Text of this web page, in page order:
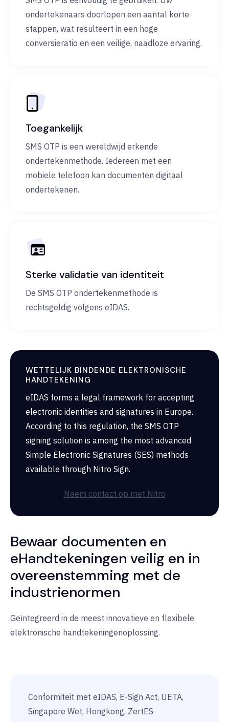
ondertekenaars doorlopen een aantal korte
stappen, wat resulteert in een hoge
conversieratio en een veilige, naadloze ervaring.
Toegankelijk
SMS OTP is een wereldwijd erkende
ondertekenmethode. Iedereen met een
mobiele telefoon kan documenten digitaal
ondertekenen.
Sterke validatie van identiteit
De SMS OTP ondertekenmethode is
rechtsgeldig volgens eIDAS.
WETTELIJK BINDENDE ELEKTRONISCHE
HANDTEKENING
eIDAS forms a legal framework for accepting
electronic identities and signatures in Europe.
According to this regulation, the SMS OTP
signing solution is among the most advanced
Simple Electronic Signatures (SES) methods
available through Nitro Sign.
Neem contact op met Nitro
Bewaar documenten en
eHandtekeningen veilig en in
overeenstemming met de
industrienormen
Geïntegreerd in de meest innovatieve en flexibele
elektronische handtekeningenoplossing.
Conformiteit met eIDAS, E-Sign Act, UETA,
Singapore Wet, Hongkong, ZertES